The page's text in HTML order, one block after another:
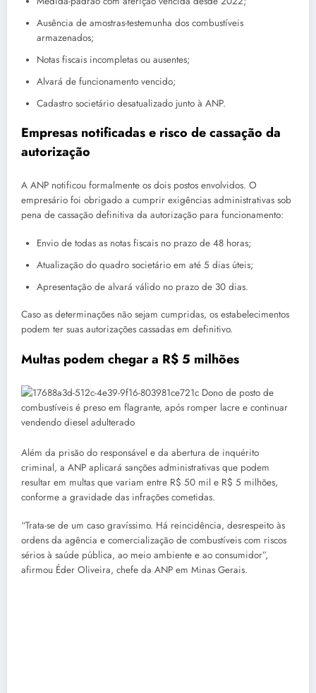
Ausência de amostras-testemunha dos combustíveis
armazenados;
Notas fiscais incompletas ou ausentes;
Alvará de funcionamento vencido;
Cadastro societário desatualizado junto à ANP.
Empresas notificadas e risco de cassação da
autorização
A ANP notificou formalmente os dois postos envolvidos. O
empresário foi obrigado a cumprir exigências administrativas sob
pena de cassação definitiva da autorização para funcionamento:
Envio de todas as notas fiscais no prazo de 48 horas;
Atualização do quadro societário em até 5 dias úteis;
Apresentação de alvará válido no prazo de 30 dias.
Caso as determinações não sejam cumpridas, os estabelecimentos
podem ter suas autorizações cassadas em definitivo.
Multas podem chegar a R$ 5 milhões
Além da prisão do responsável e da abertura de inquérito
criminal, a ANP aplicará sanções administrativas que podem
resultar em multas que variam entre R$ 50 mil e R$ 5 milhões,
conforme a gravidade das infrações cometidas.
“Trata-se de um caso gravíssimo. Há reincidência, desrespeito às
ordens da agência e comercialização de combustíveis com riscos
sérios à saúde pública, ao meio ambiente e ao consumidor”,
afirmou Éder Oliveira, chefe da ANP em Minas Gerais.